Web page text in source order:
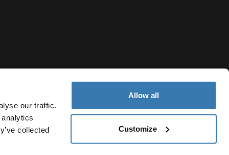
our traffic.
collected
Allow all
Customize
Política de cookies Definições de cookies Current market/